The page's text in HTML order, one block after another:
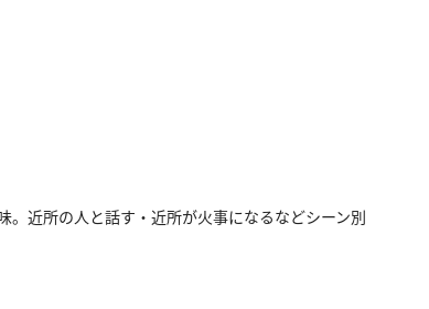
。近所の人と話す・近所が火事になるなどシーン別